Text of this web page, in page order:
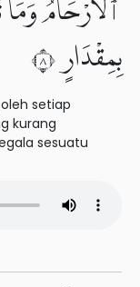
ٱلْأَرْحَامُ
بِمِقْدَارٍ ٨
setiap
kurang
sesuatu